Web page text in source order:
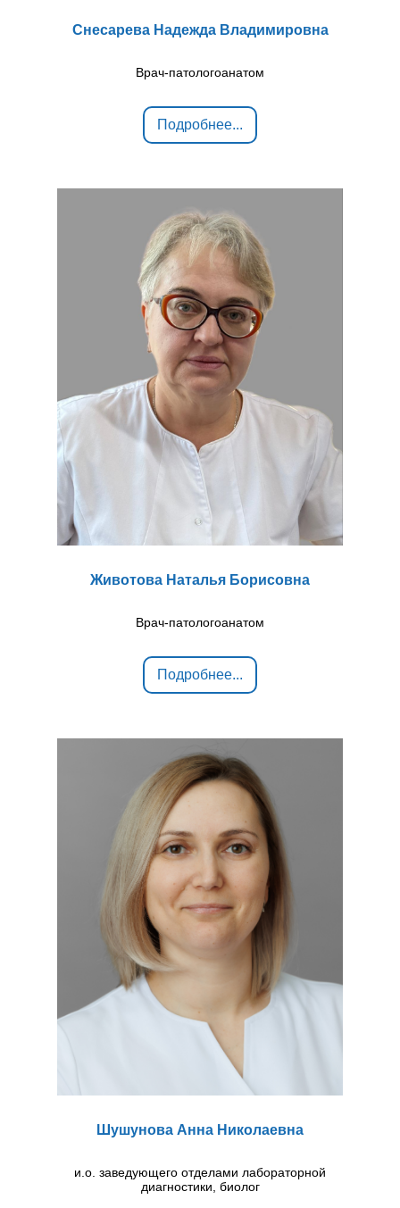
Снесарева Надежда Владимировна
Врач-патологоанатом
Подробнее...
Животова Наталья Борисовна
Врач-патологоанатом
Подробнее...
Шушунова Анна Николаевна
и.о. заведующего отделами лабораторной
диагностики, биолог